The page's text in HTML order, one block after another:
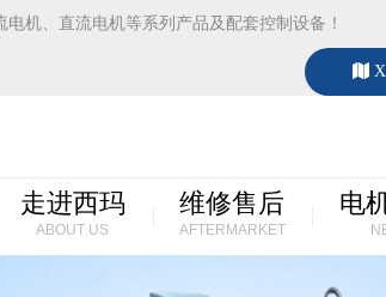
机、直流电机等系列产品及配套控制设备！
走进西玛
ABOUT US
维修售后
AFTERMARKET
电